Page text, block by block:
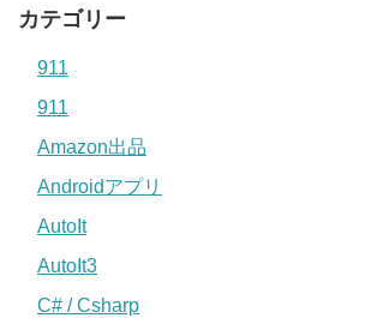
カテゴリー
911
911
Amazon出品
Androidアプリ
AutoIt
AutoIt3
C# / Csharp